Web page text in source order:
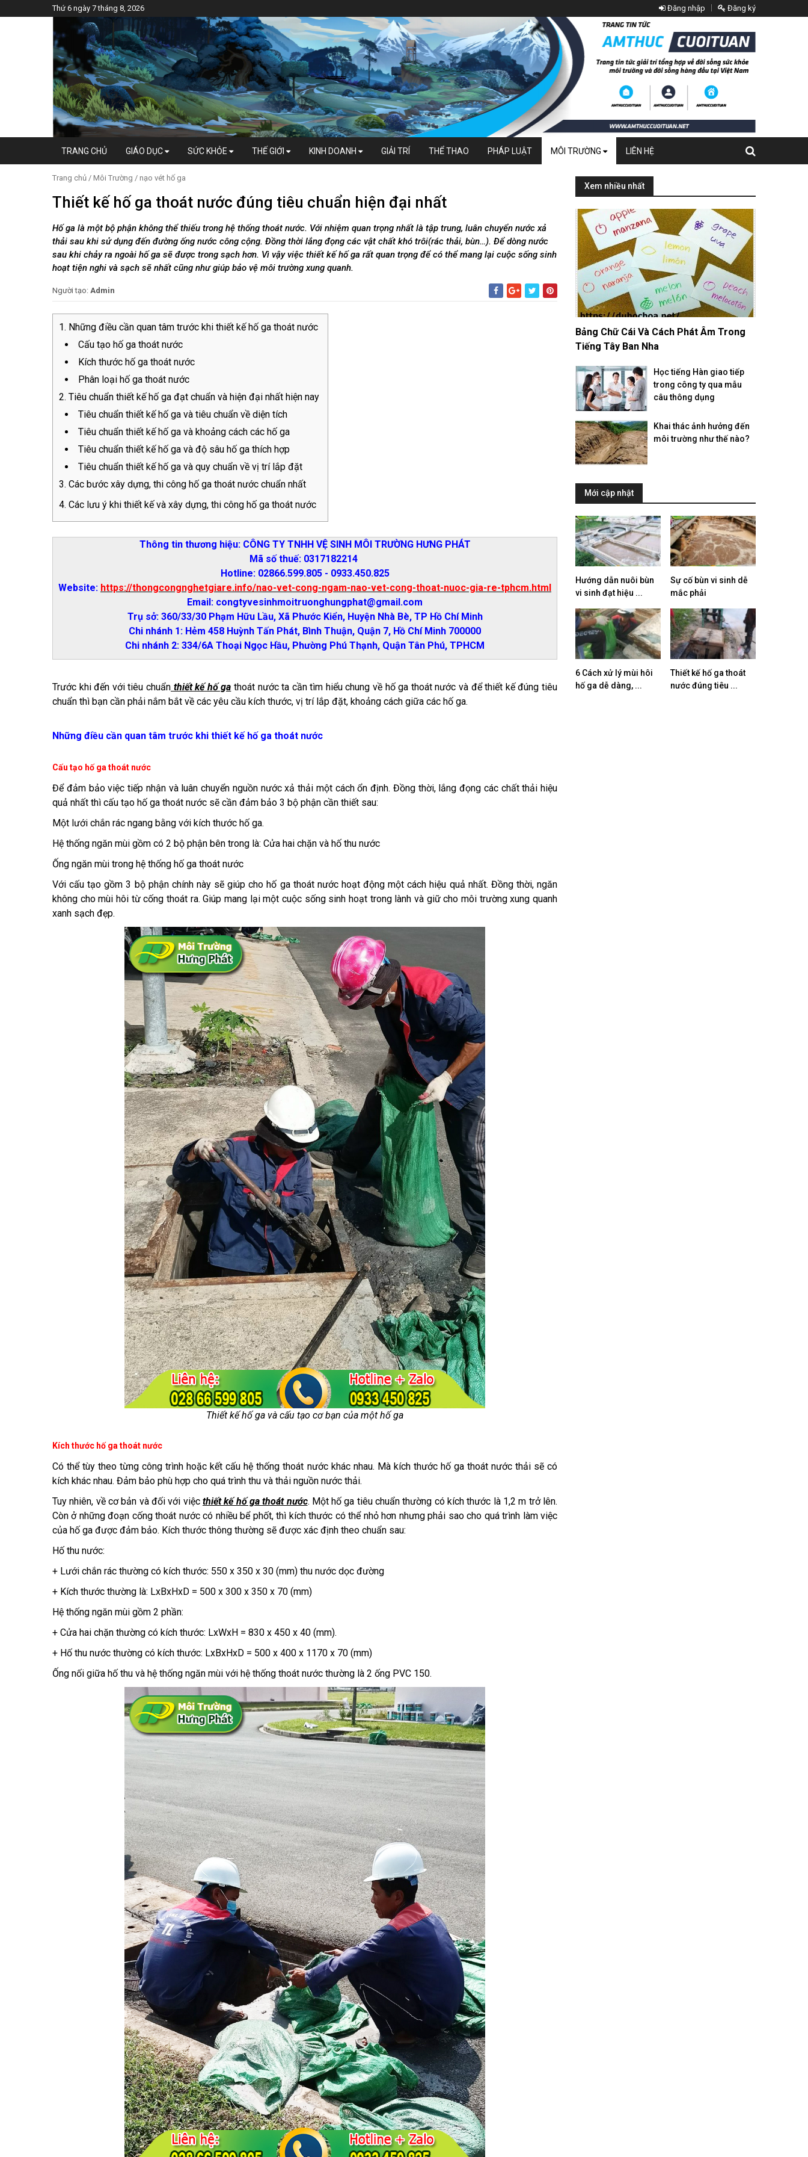
Thứ 6 ngày 7 tháng 8, 2026 Đăng nhập Đăng ký
TRANG CHỦ GIÁO DỤC SỨC KHỎE THẾ GIỚI KINH DOANH GIẢI TRÍ THỂ THAO PHÁP LUẬT MÔI TRƯỜNG LIÊN HỆ
Trang chủ / Môi Trường / nạo vét hố ga
Thiết kế hố ga thoát nước đúng tiêu chuẩn hiện đại nhất
Hố ga là một bộ phận không thể thiếu trong hệ thống thoát nước. Với nhiệm quan trọng nhất là tập trung, luân chuyển nước xả
thải sau khi sử dụng đến đường ống nước công cộng. Đồng thời lắng đọng các vật chất khó trôi(rác thải, bùn…). Để dòng nước
sau khi chảy ra ngoài hố ga sẽ được trong sạch hơn. Vì vậy việc thiết kế hố ga rất quan trọng để có thể mang lại cuộc sống sinh
hoạt tiện nghi và sạch sẽ nhất cũng như giúp bảo vệ môi trường xung quanh.
Người tạo: Admin
Những điều cần quan tâm trước khi thiết kế hố ga thoát nước
Cấu tạo hố ga thoát nước
Kích thước hố ga thoát nước
Phân loại hố ga thoát nước
Tiêu chuẩn thiết kế hố ga đạt chuẩn và hiện đại nhất hiện nay
Tiêu chuẩn thiết kế hố ga và tiêu chuẩn về diện tích
Tiêu chuẩn thiết kế hố ga và khoảng cách các hố ga
Tiêu chuẩn thiết kế hố ga và độ sâu hố ga thích hợp
Tiêu chuẩn thiết kế hố ga và quy chuẩn về vị trí lắp đặt
Các bước xây dựng, thi công hố ga thoát nước chuẩn nhất
Các lưu ý khi thiết kế và xây dựng, thi công hố ga thoát nước
Thông tin thương hiệu: CÔNG TY TNHH VỆ SINH MÔI TRƯỜNG HƯNG PHÁT
Mã số thuế: 0317182214
Hotline: 02866.599.805 - 0933.450.825
Website: https://thongcongnghetgiare.info/nao-vet-cong-ngam-nao-vet-cong-thoat-nuoc-gia-re-tphcm.html
Email: congtyvesinhmoitruonghungphat@gmail.com
Trụ sở: 360/33/30 Phạm Hữu Lầu, Xã Phước Kiển, Huyện Nhà Bè, TP Hồ Chí Minh
Chi nhánh 1: Hẻm 458 Huỳnh Tấn Phát, Bình Thuận, Quận 7, Hồ Chí Minh 700000
Chi nhánh 2: 334/6A Thoại Ngọc Hầu, Phường Phú Thạnh, Quận Tân Phú, TPHCM
Trước khi đến với tiêu chuẩnthiết kế hố ga thoát nước ta cần tìm hiểu chung về hố ga thoát nước và để thiết kế đúng tiêu
chuẩn thì bạn cần phải nắm bắt về các yêu cầu kích thước, vị trí lắp đặt, khoảng cách giữa các hố ga.
Những điều cần quan tâm trước khi thiết kế hố ga thoát nước
Cấu tạo hố ga thoát nước
Để đảm bảo việc tiếp nhận và luân chuyển nguồn nước xả thải một cách ổn định. Đồng thời, lắng đọng các chất thải hiệu
quả nhất thì cấu tạo hố ga thoát nước sẽ cần đảm bảo 3 bộ phận cần thiết sau:
Một lưới chắn rác ngang bằng với kích thước hố ga.
Hệ thống ngăn mùi gồm có 2 bộ phận bên trong là: Cửa hai chặn và hố thu nước
Ống ngăn mùi trong hệ thống hố ga thoát nước
Với cấu tạo gồm 3 bộ phận chính này sẽ giúp cho hố ga thoát nước hoạt động một cách hiệu quả nhất. Đồng thời, ngăn
không cho mùi hôi từ cống thoát ra. Giúp mang lại một cuộc sống sinh hoạt trong lành và giữ cho môi trường xung quanh
xanh sạch đẹp.
Thiết kế hố ga và cấu tạo cơ bạn của một hố ga
Kích thước hố ga thoát nước
Có thể tùy theo từng công trình hoặc kết cấu hệ thống thoát nước khác nhau. Mà kích thước hố ga thoát nước thải sẽ có
kích khác nhau. Đảm bảo phù hợp cho quá trình thu và thải nguồn nước thải.
Tuy nhiên, về cơ bản và đối với việc thiết kế hố ga thoát nước. Một hố ga tiêu chuẩn thường có kích thước là 1,2 m trở lên.
Còn ở những đoạn cống thoát nước có nhiều bể phốt, thì kích thước có thể nhỏ hơn nhưng phải sao cho quá trình làm việc
của hố ga được đảm bảo. Kích thước thông thường sẽ được xác định theo chuẩn sau:
Hố thu nước:
+ Lưới chắn rác thường có kích thước: 550 x 350 x 30 (mm) thu nước dọc đường
+ Kích thước thường là: LxBxHxD = 500 x 300 x 350 x 70 (mm)
Hệ thống ngăn mùi gồm 2 phần:
+ Cửa hai chặn thường có kích thước: LxWxH = 830 x 450 x 40 (mm).
+ Hố thu nước thường có kích thước: LxBxHxD = 500 x 400 x 1170 x 70 (mm)
Ống nối giữa hố thu và hệ thống ngăn mùi với hệ thống thoát nước thường là 2 ống PVC 150.
Xem nhiều nhất
Bảng Chữ Cái Và Cách Phát Âm Trong
Tiếng Tây Ban Nha
Học tiếng Hàn giao tiếp
trong công ty qua mẫu
câu thông dụng
Khai thác ảnh hưởng đến
môi trường như thế nào?
Mới cập nhật
Hướng dẫn nuôi bùn
vi sinh đạt hiệu ...
Sự cố bùn vi sinh dễ
mắc phải
6 Cách xử lý mùi hôi
hố ga dễ dàng, ...
Thiết kế hố ga thoát
nước đúng tiêu ...